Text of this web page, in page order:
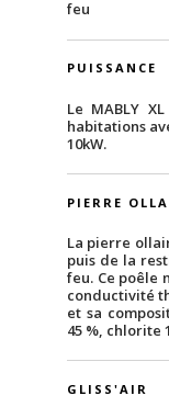
feu
PUISSANCE
Le MABLY
habitations
10kW.
PIERRE
La pierre
puis de la
feu. Ce poêle
conductivité
et sa
45 %, chlorite
GLISS'AIR